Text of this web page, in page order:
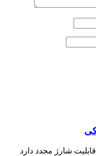
قابلیت شارژ مجدد دارد